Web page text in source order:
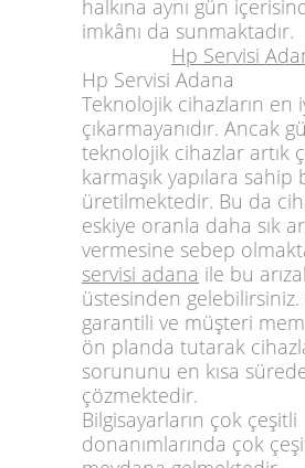
halkına aynı gün
imkânı da sunmaktadır.
Hp Servisi
Hp Servisi Adana
Teknolojik cihazların en
çıkarmayanıdır. Ancak
teknolojik cihazlar artık
karmaşık yapılara sahip
üretilmektedir. Bu da
eskiye oranla daha sık
vermesine sebep
servisi adana ile bu
üstesinden gelebilirsiniz.
garantili ve müşteri
ön planda tutarak
sorununu en kısa
çözmektedir.
Bilgisayarların çok çeşitli
donanımlarında çok